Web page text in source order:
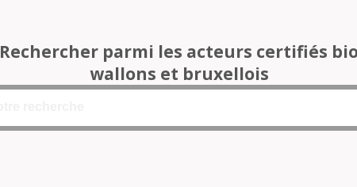
Rechercher parmi les acteurs certifiés
wallons et bruxellois